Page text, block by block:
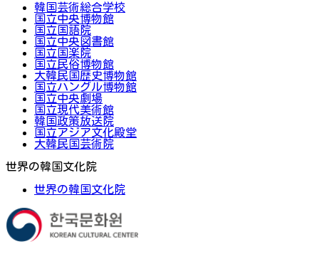
韓国芸術総合学校
国立中央博物館
国立国語院
国立中央図書館
国立国楽院
国立民俗博物館
大韓民国歴史博物館
国立ハングル博物館
国立中央劇場
国立現代美術館
韓国政策放送院
国立アジア文化殿堂
大韓民国芸術院
世界の韓国文化院
世界の韓国文化院